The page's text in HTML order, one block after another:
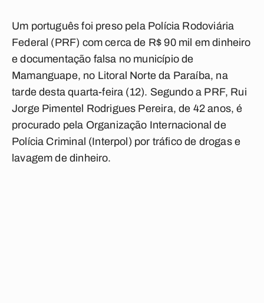
Um português foi preso pela Polícia Rodoviária
Federal (PRF) com cerca de R$ 90 mil em dinheiro
e documentação falsa no município de
Mamanguape, no Litoral Norte da Paraíba, na
tarde desta quarta-feira (12). Segundo a PRF, Rui
Jorge Pimentel Rodrigues Pereira, de 42 anos, é
procurado pela Organização Internacional de
Polícia Criminal (Interpol) por tráfico de drogas e
lavagem de dinheiro.